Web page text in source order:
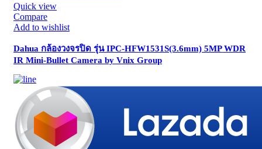
Quick view
Compare
Add to wishlist
Dahua กล้องวงจรปิด รุ่น IPC-HFW1531S(3.6mm) 5MP WDR
IR Mini-Bullet Camera by Vnix Group